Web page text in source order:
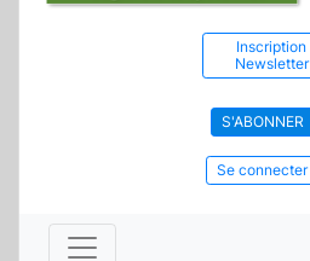
Inscription
Newsletter
S'ABONNER
Se connecter